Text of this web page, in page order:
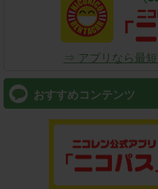
⇒ アプリなら最短
おすすめコンテンツ